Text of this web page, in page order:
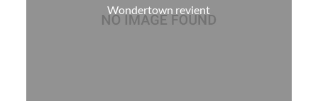
Wondertown revient